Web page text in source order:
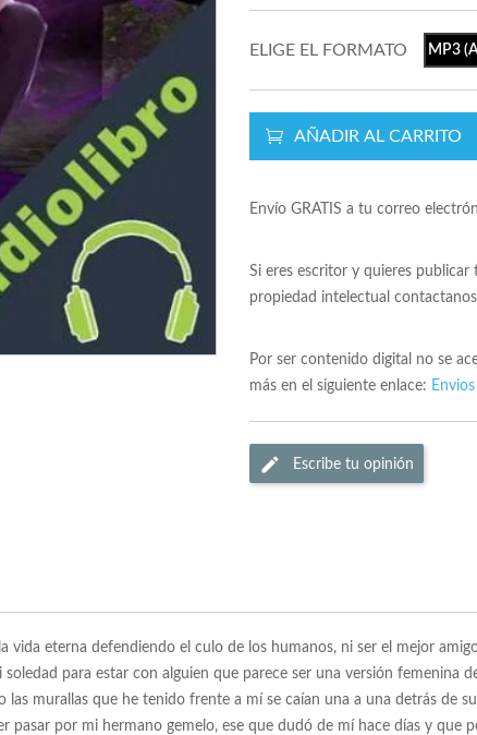
ELIGE EL FORMATO MP3
AÑADIR AL CARRITO
Envío GRATIS a tu correo
Si eres escritor y quieres
propiedad intelectual contactanos
Por ser contenido digital no se
más en el siguiente enlace:
Escribe tu opinión
vida eterna defendiendo el culo de los humanos, ni ser el mejor
para estar con alguien que parece ser una versión femenina
murallas que he tenido frente a mí se caían una a una detrás de
por mi hermano gemelo, ese que dudó de mí hace días y que